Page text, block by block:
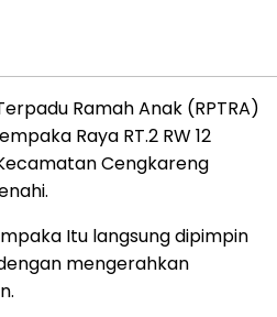
Ramah Anak (RPTRA)
Raya RT.2 RW 12
Cengkareng
Itu langsung dipimpin
mengerahkan